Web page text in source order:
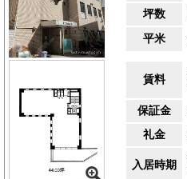
坪数
平米
賃料
保証金
礼金
入居時期